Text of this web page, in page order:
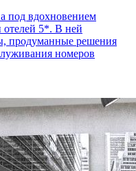
под вдохновением
отелей 5*. В ней
продуманные решения
номеров